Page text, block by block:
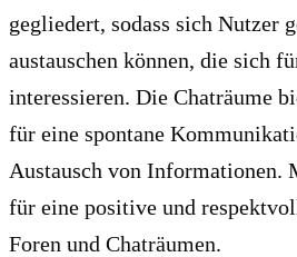
gegliedert, sodass sich Nutzer
austauschen können, die sich
interessieren. Die Chaträume
für eine spontane
Austausch von Informationen.
für eine positive und
Foren und Chaträumen.